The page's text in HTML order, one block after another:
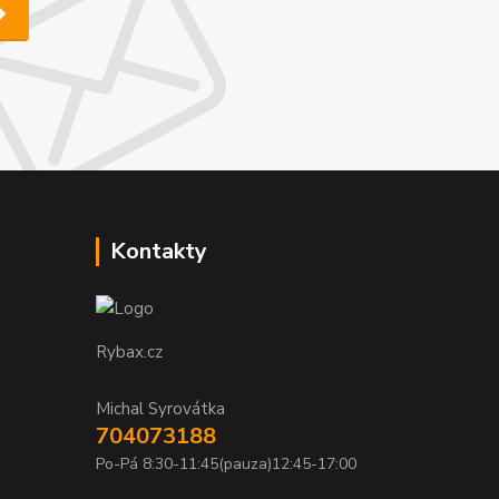
Kontakty
Rybax.cz
Michal Syrovátka
704073188
Po-Pá 8:30-11:45(pauza)12:45-17:00